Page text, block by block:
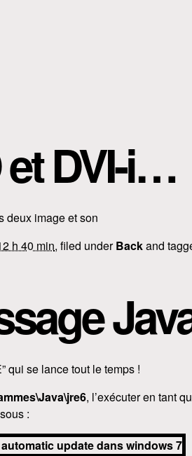
et DVI-i…
deux image et son
h 40 min, filed underBackand
qui se lance tout le temps !
, l’exécuter en tant
: